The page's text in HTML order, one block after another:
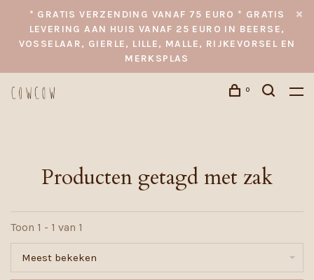
* GRATIS VERZENDING VANAF 75 EURO * GRATIS
LEVERING AAN HUIS VANAF 25 EURO IN BEERSE,
VOSSELAAR, GIERLE, LILLE, MALLE, RIJKEVORSEL EN
MERKSPLAS
0
Producten getagd met zak
Toon 1 - 1 van 1
Meest bekeken